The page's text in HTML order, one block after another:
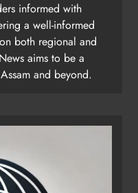
informed with
a well-informed
both regional and
aims to be a
and beyond.